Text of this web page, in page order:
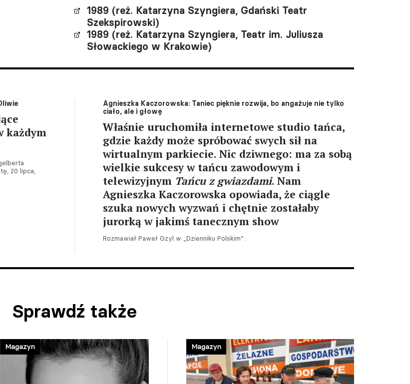
1989 (reż. Katarzyna Szyngiera, Gdański Teatr
Szekspirowski)
1989 (reż. Katarzyna Szyngiera, Teatr im. Juliusza
Słowackiego w Krakowie)
każdym
20 lipca,
Agnieszka Kaczorowska: Taniec pięknie rozwija, bo angażuje nie tylko
ciało, ale i głowę
Właśnie uruchomiła internetowe studio tańca,
gdzie każdy może spróbować swych sił na
wirtualnym parkiecie. Nic dziwnego: ma za sobą
wielkie sukcesy w tańcu zawodowym i
telewizyjnym Tańcu z gwiazdami. Nam
Agnieszka Kaczorowska opowiada, że ciągle
szuka nowych wyzwań i chętnie zostałaby
jurorką w jakimś tanecznym show
Rozmawiał Paweł Gzyl w „Dzienniku Polskim”.
Sprawdź także
Magazyn Magazyn